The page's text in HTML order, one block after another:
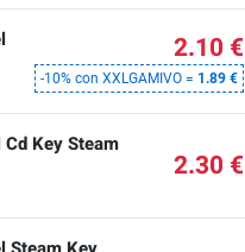
2.10 €
-10% con XXLGAMIVO = 1.89 €
Key Steam
2.30 €